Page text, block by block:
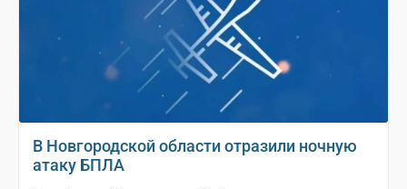
В Новгородской области отразили ночную
атаку БПЛА